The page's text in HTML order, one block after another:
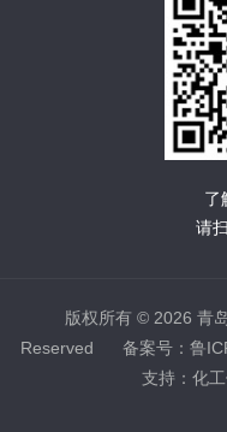
了
请
版权所有 © 2026 青
Reserved 备案号：鲁
支持： 化